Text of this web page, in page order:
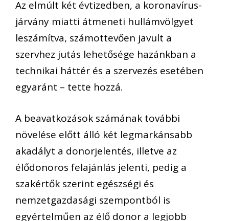
Az elmúlt két évtizedben, a koronavírus-
járvány miatti átmeneti hullámvölgyet
leszámítva, számottevően javult a
szervhez jutás lehetősége hazánkban a
technikai háttér és a szervezés esetében
egyaránt – tette hozzá.
A beavatkozások számának további
növelése előtt álló két legmarkánsabb
akadályt a donorjelentés, illetve az
élődonoros felajánlás jelenti, pedig a
szakértők szerint egészségi és
nemzetgazdasági szempontból is
egyértelműen az élő donor a legjobb